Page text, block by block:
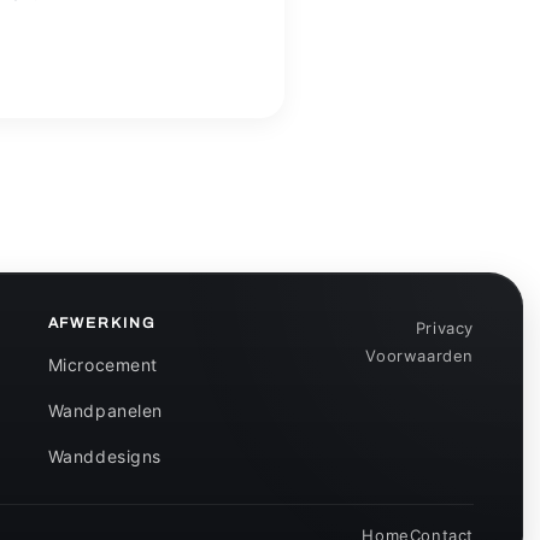
AFWERKING
Microcement
Wandpanelen
Wanddesigns
Privacy
Voorwaarden
HomeContact